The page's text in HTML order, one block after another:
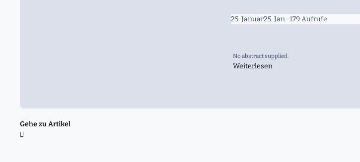
25. Januar25. Jan· 179 Aufrufe
No abstract supplied.
Weiterlesen
Gehe zu Artikel